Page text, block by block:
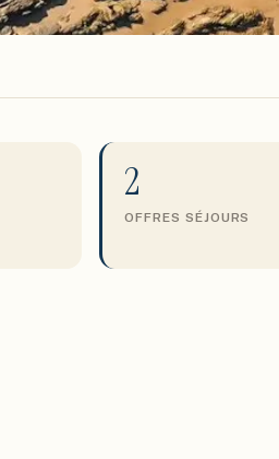
2
OFFRES SÉJOURS